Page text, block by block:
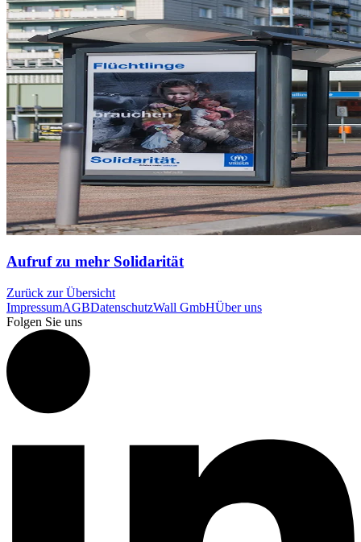
Aufruf zu mehr Solidarität
Zurück zur Übersicht
ImpressumAGBDatenschutzWall GmbHÜber uns
Folgen Sie uns